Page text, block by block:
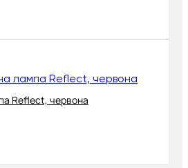
Reflect, червона